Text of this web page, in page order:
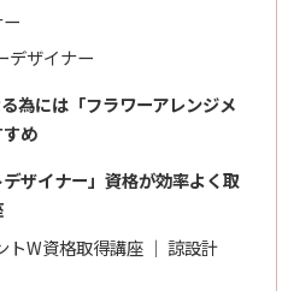
デザイナー
為には「フラワーアレンジメ
め
ザイナー」資格が効率よく取
トW資格取得講座 ｜ 諒設計